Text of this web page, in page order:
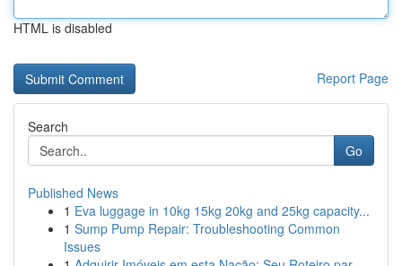
HTML is disabled
Report Page
Search
Go
Published News
1 Eva luggage in 10kg 15kg 20kg and 25kg capacity...
1 Sump Pump Repair: Troubleshooting Common
Issues